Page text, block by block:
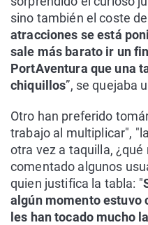
sino también el coste
atracciones se está
sale más barato ir un
PortAventura que una
chiquillos”, se quejaba
Otro han preferido
trabajo al multiplicar",
otra vez a taquilla, ¿qué
comentado algunos
quien justifica la tabla: "
algún momento estuvo
les han tocado mucho